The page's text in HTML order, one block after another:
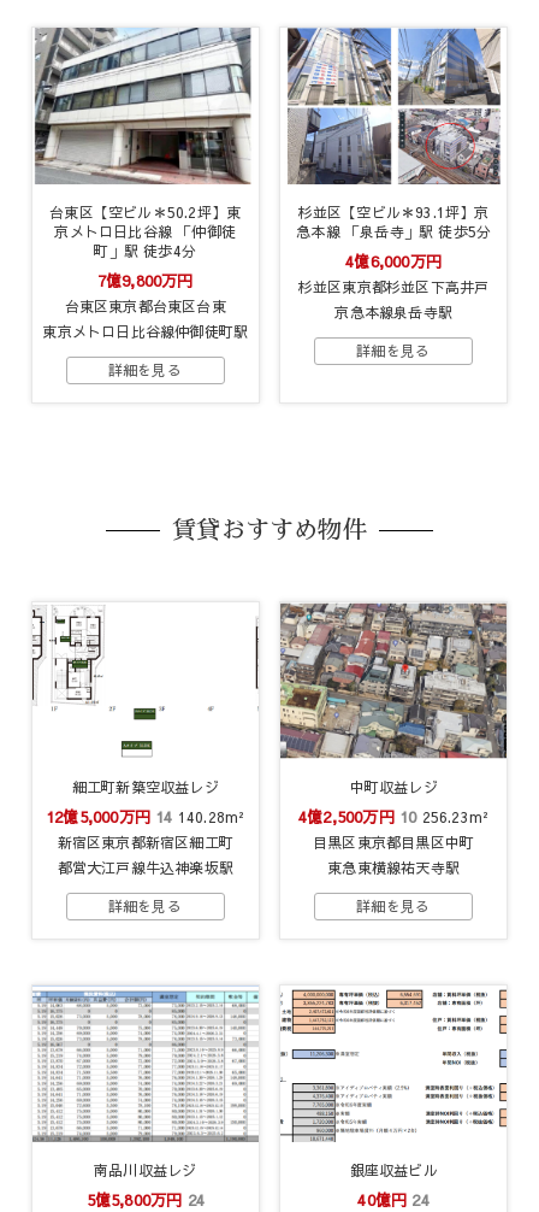
台東区【空ビル＊50.2坪】東
京メトロ日比谷線 「仲御徒
町」駅 徒歩4分
7億9,800万円
台東区東京都台東区台東
東京メトロ日比谷線仲御徒町駅
杉並区【空ビル＊93.1坪】京
急本線 「泉岳寺」駅 徒歩5分
4億6,000万円
杉並区東京都杉並区下高井戸
京急本線泉岳寺駅
賃貸おすすめ物件
細工町新築空収益レジ
12億5,000万円 14 140.28m²
新宿区東京都新宿区細工町
都営大江戸線牛込神楽坂駅
中町収益レジ
4億2,500万円 10256.23m²
目黒区東京都目黒区中町
東急東横線祐天寺駅
南品川収益レジ
5億5,800万円 24
銀座収益ビル
40億円 24